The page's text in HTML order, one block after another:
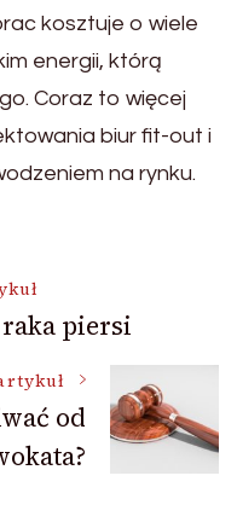
kosztuje o wiele
energii, którą
Coraz to więcej
biur fit-out i
na rynku.
piersi
od